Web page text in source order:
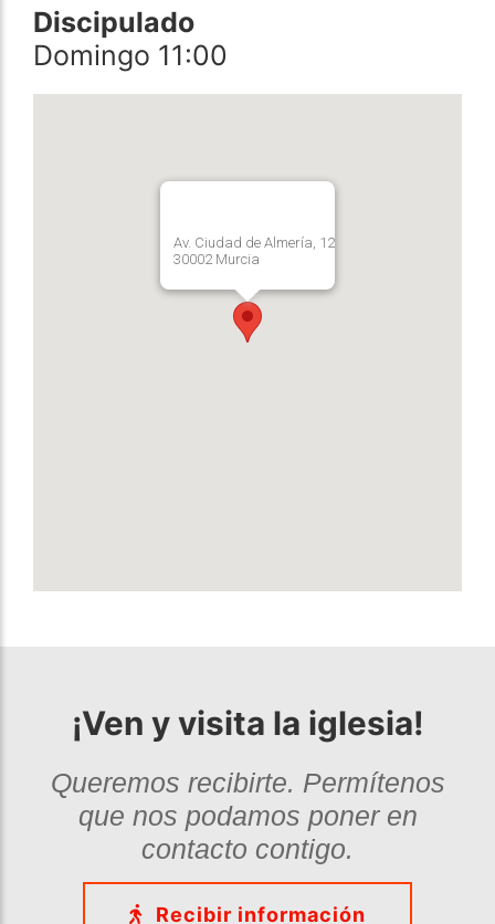
Discipulado
Domingo 11:00
Av. Ciudad de Almería, 12
30002 Murcia
¡Ven y visita la iglesia!
Queremos recibirte. Permítenos
que nos podamos poner en
contacto contigo.
Recibir información